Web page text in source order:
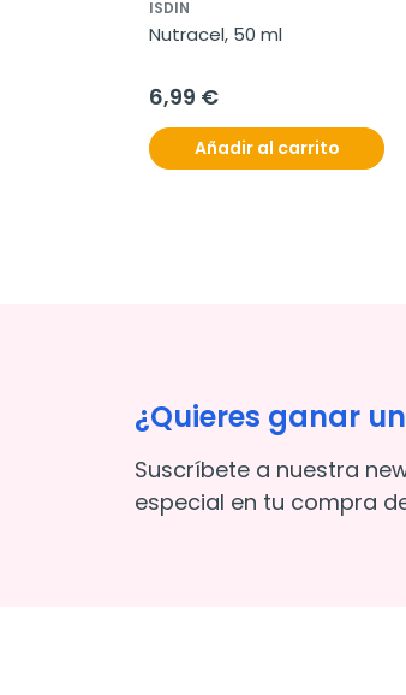
ISDIN
Nutracel, 50 ml
6,99 €
Añadir al carrito
¿Quieres ganar un
Suscríbete a nuestra
especial en tu compra